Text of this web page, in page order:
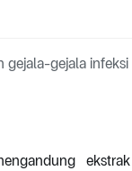
gejala